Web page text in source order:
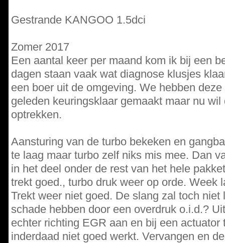
Gestrande KANGOO 1.5dci
Zomer 2017
Een aantal keer per maand kom ik bij een
dagen staan vaak wat diagnose klusjes
een boer uit de omgeving. We hebben
geleden keuringsklaar gemaakt maar nu
optrekken.
Aansturing van de turbo bekeken en
te laag maar turbo zelf niks mis mee. Dan
in het deel onder de rest van het hele
trekt goed., turbo druk weer op orde. Week
Trekt weer niet goed. De slang zal toch
schade hebben door een overdruk o.i.d.?
echter richting EGR aan en bij een
inderdaad niet goed werkt. Vervangen en